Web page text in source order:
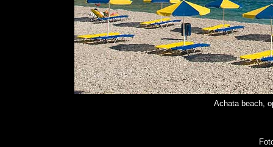
Achata beach,